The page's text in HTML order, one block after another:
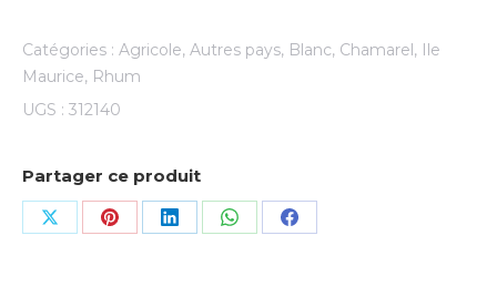
Catégories : Agricole, Autres pays, Blanc, Chamarel, Ile
Maurice, Rhum
UGS : 312140
Partager ce produit
Share Share Share Share Share